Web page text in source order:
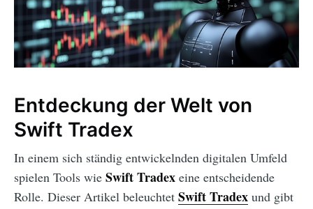
Entdeckung der Welt von
Swift Tradex
In einem sich ständig entwickelnden digitalen Umfeld
spielen Tools wie Swift Tradex eine entscheidende
Rolle. Dieser Artikel beleuchtet Swift Tradex und gibt